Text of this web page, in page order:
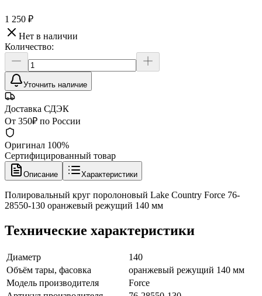
1 250 ₽
Нет в наличии
Количество:
Уточнить наличие
Доставка СДЭК
От 350₽ по России
Оригинал 100%
Сертифицированный товар
Описание Характеристики
Полировальный круг поролоновый Lake Country Force 76-
28550-130 оранжевый режущий 140 мм
Технические характеристики
Диаметр
140
Объём тары, фасовка
оранжевый режущий 140 мм
Модель производителя
Force